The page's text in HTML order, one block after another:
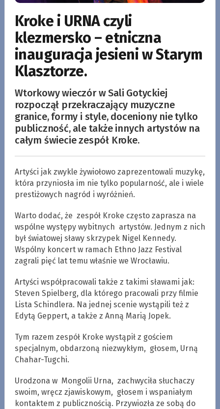
Kroke i URNA czyli
klezmersko – etniczna
inauguracja jesieni w Starym
Klasztorze.
Wtorkowy wieczór w Sali Gotyckiej
rozpoczął przekraczający muzyczne
granice, formy i style, doceniony nie tylko
publiczność, ale także innych artystów na
całym świecie zespół Kroke.
Artyści jak zwykle żywiołowo zaprezentowali muzykę,
która przyniosła im nie tylko popularność, ale i wiele
prestiżowych nagród i wyróżnień.
Warto dodać, że zespół Kroke często zaprasza na
wspólne występy wybitnych artystów. Jednym z nich
był światowej sławy skrzypek Nigel Kennedy.
Wspólny koncert w ramach Ethno Jazz Festival
zagrali pięć lat temu właśnie we Wrocławiu.
Artyści współpracowali także z takimi sławami jak:
Steven Spielberg, dla którego pracowali przy filmie
Lista Schindlera. Na jednej scenie wystąpili też z
Edytą Geppert, a także z Anną Marią Jopek.
Tym razem zespół Kroke wystąpił z gościem
specjalnym, obdarzoną niezwykłym, głosem, Urną
Chahar-Tugchi.
Urodzona w Mongolii Urna, zachwyciła słuchaczy
swoim, wręcz zjawiskowym, głosem i wspaniałym
kontaktem z publicznością. Przywiozła ze sobą do